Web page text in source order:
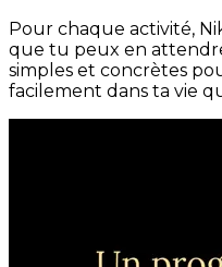
Pour chaque activité,
que tu peux en
simples et concrètes
facilement dans ta vie